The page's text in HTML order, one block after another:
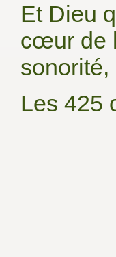
Et Dieu
cœur de
Les 425